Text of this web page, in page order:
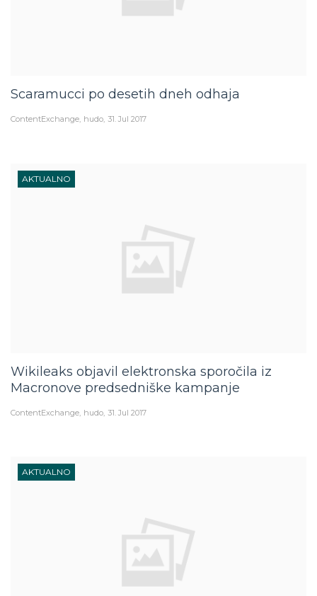
Scaramucci po desetih dneh odhaja
ContentExchange hudo 31. Jul 2017
AKTUALNO
Wikileaks objavil elektronska sporočila iz
Macronove predsedniške kampanje
ContentExchange hudo 31. Jul 2017
AKTUALNO